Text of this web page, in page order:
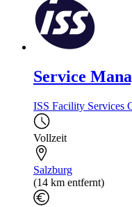
Service
ISS Facility Services
Vollzeit
Salzburg
(14 km entfernt)